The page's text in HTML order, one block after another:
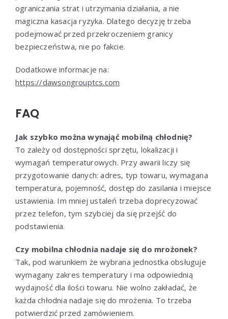
ograniczania strat i utrzymania działania, a nie
magiczna kasacja ryzyka. Dlatego decyzję trzeba
podejmować przed przekroczeniem granicy
bezpieczeństwa, nie po fakcie.
Dodatkowe informacje na:
https://dawsongrouptcs.com
FAQ
Jak szybko można wynająć mobilną chłodnię?
To zależy od dostępności sprzętu, lokalizacji i
wymagań temperaturowych. Przy awarii liczy się
przygotowanie danych: adres, typ towaru, wymagana
temperatura, pojemność, dostęp do zasilania i miejsce
ustawienia. Im mniej ustaleń trzeba doprecyzować
przez telefon, tym szybciej da się przejść do
podstawienia.
Czy mobilna chłodnia nadaje się do mrożonek?
Tak, pod warunkiem że wybrana jednostka obsługuje
wymagany zakres temperatury i ma odpowiednią
wydajność dla ilości towaru. Nie wolno zakładać, że
każda chłodnia nadaje się do mrożenia. To trzeba
potwierdzić przed zamówieniem.